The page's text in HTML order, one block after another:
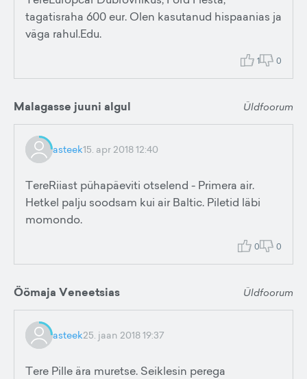
tagatisraha 600 eur. Olen kasutanud hispaanias ja
väga rahul.Edu.
1 0
Malagasse juuni algul Üldfoorum
asteek15. apr 2018 12:40
TereRiiast pühapäeviti otselend - Primera air.
Hetkel palju soodsam kui air Baltic. Piletid läbi
momondo.
0 0
Öömaja Veneetsias Üldfoorum
asteek25. jaan 2018 19:37
Tere Pille ära muretse. Seiklesin perega